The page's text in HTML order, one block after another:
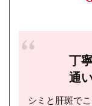
丁
通
シミと肝斑で